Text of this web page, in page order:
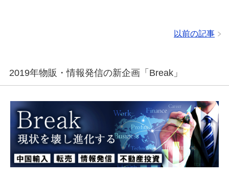
以前の記事
2019年物販・情報発信の新企画「Break」